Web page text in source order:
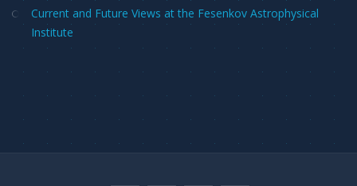
Current and Future Views at the Fesenkov Astrophysical
Institute